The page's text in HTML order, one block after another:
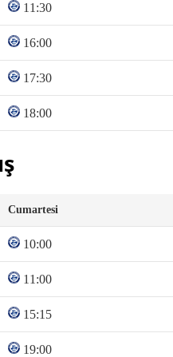
11:30
16:00
17:30
18:00
Cumartesi
10:00
11:00
15:15
19:00